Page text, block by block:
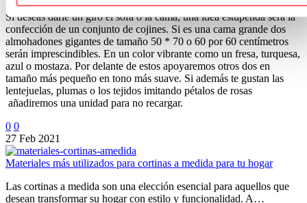
Si deseas darle un giro el sofá o la cama, una idea estupenda será la
confección de un conjunto de cojines. Si es una cama grande dos
almohadones gigantes de tamaño 50 * 70 o 60 por 60 centímetros
serán imprescindibles. En un color vibrante como un fresa, turquesa,
azul o mostaza. Por delante de estos apoyaremos otros dos en
tamaño más pequeño en tono más suave. Si además te gustan las
lentejuelas, plumas o los tejidos imitando pétalos de rosas
añadiremos una unidad para no recargar.
0 0
27 Feb 2021
Materiales más utilizados para cortinas a medida para tu hogar
Las cortinas a medida son una elección esencial para aquellos que
desean transformar su hogar con estilo y funcionalidad. A…